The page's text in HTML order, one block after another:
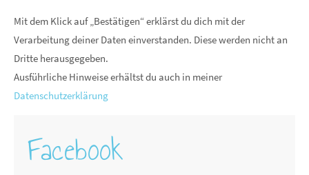
Mit dem Klick auf „Bestätigen“ erklärst du dich mit der
Verarbeitung deiner Daten einverstanden. Diese werden nicht an
Dritte herausgegeben.
Ausführliche Hinweise erhältst du auch in meiner
Datenschutzerklärung
Facebook